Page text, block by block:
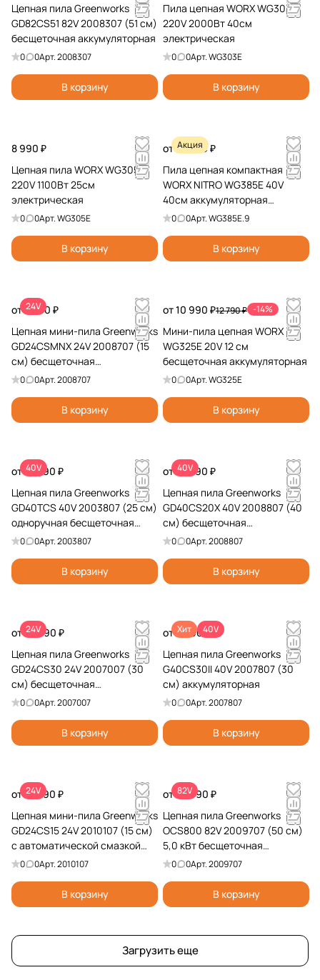
Цепная пила Greenworks
GD82CS51 82V 2008307 (51 см)
бесщеточная аккумуляторная
0 0Арт.2008307
В корзину
Пила цепная WORX WG303E
220V 2000Вт 40см
электрическая
0 0Арт.WG303E
В корзину
8 990 ₽
Цепная пила WORX WG305E
220V 1100Вт 25см
электрическая
0 0Арт.WG305E
В корзину
Акция
от 24 290 ₽
Пила цепная компактная
WORX NITRO WG385E 40V
40см аккумуляторная
бесщеточная
0 0Арт.WG385E.9
В корзину
24V
от 7 990 ₽
Цепная мини-пила Greenworks
GD24CSMNX 24V 2008707 (15
см) бесщеточная
аккумуляторная
0 0Арт.2008707
В корзину
от 10 990 ₽12 790 ₽ -14%
Мини-пила цепная WORX
WG325E 20V 12 см
бесщеточная аккумуляторная
0 0Арт.WG325E
В корзину
40V
от 13 990 ₽
Цепная пила Greenworks
GD40TCS 40V 2003807 (25 см)
одноручная бесщеточная
аккумуляторная
0 0Арт.2003807
В корзину
40V
от 19 990 ₽
Цепная пила Greenworks
GD40CS20X 40V 2008807 (40
см) бесщеточная
аккумуляторная
0 0Арт.2008807
В корзину
24V
от 10 990 ₽
Цепная пила Greenworks
GD24CS30 24V 2007007 (30
см) бесщеточная
аккумуляторная
0 0Арт.2007007
В корзину
Хит 40V
от 8 990 ₽
Цепная пила Greenworks
G40CS30II 40V 2007807 (30
см) аккумуляторная
0 0Арт.2007807
В корзину
24V
от 13 990 ₽
Цепная мини-пила Greenworks
GD24CS15 24V 2010107 (15 см)
с автоматической смазкой
цепи бесщеточная
0 0Арт.2010107
В корзину
82V
от 44 990 ₽
Цепная пила Greenworks
OCS800 82V 2009707 (50 см)
5,0 кВт бесщеточная
аккумуляторная
0 0Арт.2009707
В корзину
Загрузить еще